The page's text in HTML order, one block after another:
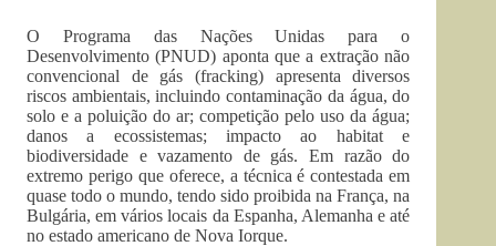
O Programa das Nações Unidas para o
Desenvolvimento (PNUD) aponta que a extração não
convencional de gás (fracking) apresenta diversos
riscos ambientais, incluindo contaminação da água, do
solo e a poluição do ar; competição pelo uso da água;
danos a ecossistemas; impacto ao habitat e
biodiversidade e vazamento de gás. Em razão do
extremo perigo que oferece, a técnica é contestada em
quase todo o mundo, tendo sido proibida na França, na
Bulgária, em vários locais da Espanha, Alemanha e até
no estado americano de Nova Iorque.